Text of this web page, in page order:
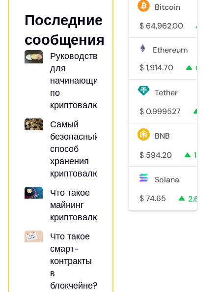
Последние
сообщения
Руководство
для
начинающих
по
криптовалютам
Самый
безопасный
способ
хранения
криптовалюты
Что такое
майнинг
криптовалют?
Что такое
смарт-
контракты
в
блокчейне?
Bitcoin
$ 64,962.00
Ethereum
$ 1,914.70 0.9%
Tether
$ 0.999527
BNB
$ 594.20 1.2%
Solana
$ 74.65 2.6%